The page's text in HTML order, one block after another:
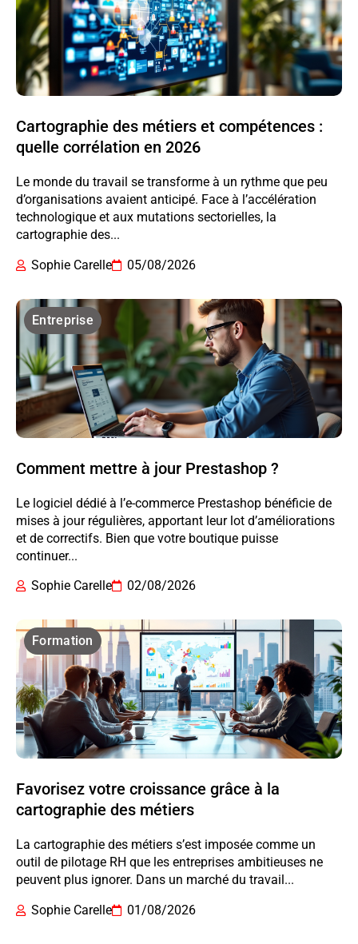
Cartographie des métiers et compétences :
quelle corrélation en 2026
Le monde du travail se transforme à un rythme que peu
d’organisations avaient anticipé. Face à l’accélération
technologique et aux mutations sectorielles, la
cartographie des...
Sophie Carelle
05/08/2026
Entreprise
Comment mettre à jour Prestashop ?
Le logiciel dédié à l’e-commerce Prestashop bénéficie de
mises à jour régulières, apportant leur lot d’améliorations
et de correctifs. Bien que votre boutique puisse
continuer...
Sophie Carelle
02/08/2026
Formation
Favorisez votre croissance grâce à la
cartographie des métiers
La cartographie des métiers s’est imposée comme un
outil de pilotage RH que les entreprises ambitieuses ne
peuvent plus ignorer. Dans un marché du travail...
Sophie Carelle
01/08/2026